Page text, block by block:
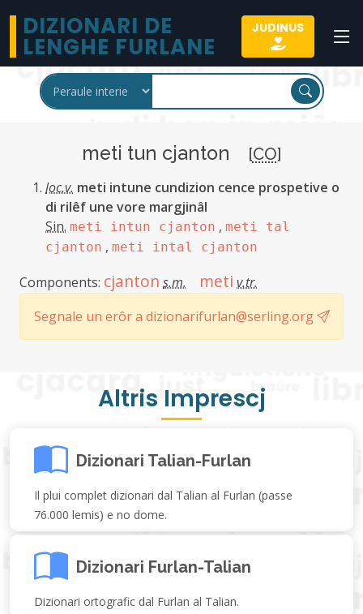
DIZIONARI DE
LENGHE FURLANE
JUDINUS
meti tun cjanton [CO]
loc.v. meti intune cundizion cence prospetive o
di rilêf une vore margjinâl
Sin. meti intun cjanton , meti tal
cjanton , meti intal cjanton
Components: cjanton s.m. meti v.tr.
Segnale un erôr a dizionarifurlan@serling.org
Altris Imprescj
Dizionari Talian-Furlan
Il plui complet dizionari dal Talian al Furlan (passe
76.000 lemis) e no dome.
Dizionari Furlan-Talian
Dizionari ortografic dal Furlan al Talian.